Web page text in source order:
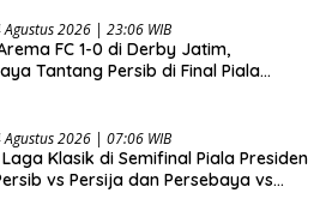
Agustus 2026 | 23:06 WIB
FC 1-0 di Derby Jatim,
Tantang Persib di Final Piala
Agustus 2026 | 07:06 WIB
Klasik di Semifinal Piala Presiden
vs Persija dan Persebaya vs